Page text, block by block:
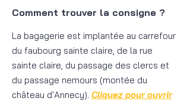
Comment trouver la consigne ?
La bagagerie est implantée au carrefour
du faubourg sainte claire, de la rue
sainte claire, du passage des clercs et
du passage nemours (montée du
château d'Annecy). Cliquez pour ouvrir